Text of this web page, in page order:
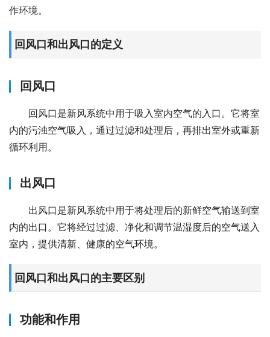
作环境。
回风口和出风口的定义
回风口
回风口是新风系统中用于吸入室内空气的入口。它将室
内的污浊空气吸入，通过过滤和处理后，再排出室外或重新
循环利用。
出风口
出风口是新风系统中用于将处理后的新鲜空气输送到室
内的出口。它将经过过滤、净化和调节温湿度后的空气送入
室内，提供清新、健康的空气环境。
回风口和出风口的主要区别
功能和作用